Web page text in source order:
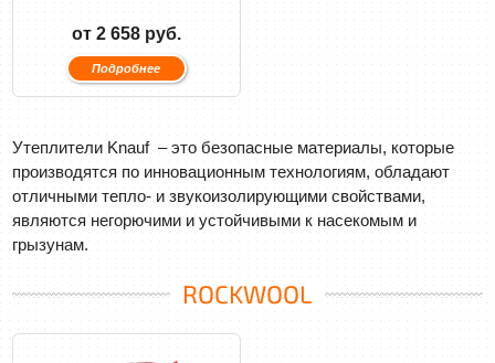
от 2 658 руб.
Подробнее
Утеплители Knauf – это безопасные материалы, которые
производятся по инновационным технологиям, обладают
отличными тепло- и звукоизолирующими свойствами,
являются негорючими и устойчивыми к насекомым и
грызунам.
ROCKWOOL